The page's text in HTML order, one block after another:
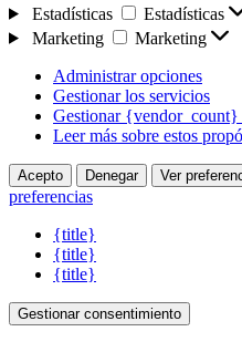
Estadísticas
Estadísticas
Marketing
Marketing
Administrar opciones
Gestionar los servicios
Gestionar {vendor_count}
Leer más sobre estos
Acepto Denegar Ver
preferencias
{title}
{title}
{title}
Gestionar consentimiento